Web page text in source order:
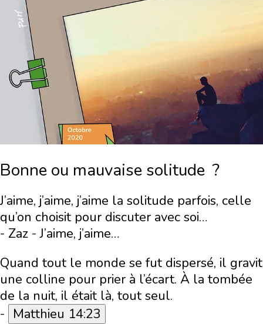
Bonne ou mauvaise solitude ?
J’aime, j’aime, j’aime la solitude parfois, celle
qu’on choisit pour discuter avec soi…
- Zaz - J’aime, j’aime…
Quand tout le monde se fut dispersé, il gravit
une colline pour prier à l’écart. À la tombée
de la nuit, il était là, tout seul.
- Matthieu 14:23